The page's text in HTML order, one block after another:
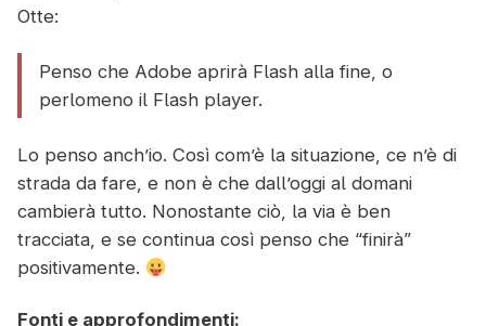
Otte:
Penso che Adobe aprirà Flash alla fine, o
perlomeno il Flash player.
Lo penso anch’io. Così com’è la situazione, ce n’è di
strada da fare, e non è che dall’oggi al domani
cambierà tutto. Nonostante ciò, la via è ben
tracciata, e se continua così penso che “finirà”
positivamente.
Fonti e approfondimenti: